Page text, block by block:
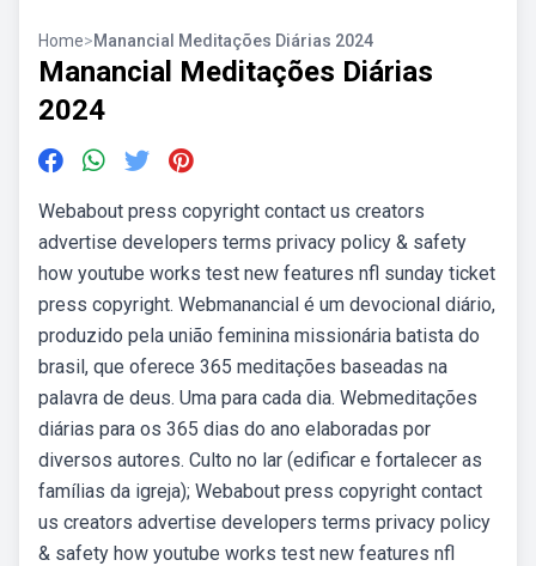
Home>Manancial Meditações Diárias 2024
Manancial Meditações Diárias
2024
Webabout press copyright contact us creators
advertise developers terms privacy policy & safety
how youtube works test new features nfl sunday ticket
press copyright. Webmanancial é um devocional diário,
produzido pela união feminina missionária batista do
brasil, que oferece 365 meditações baseadas na
palavra de deus. Uma para cada dia. Webmeditações
diárias para os 365 dias do ano elaboradas por
diversos autores. Culto no lar (edificar e fortalecer as
famílias da igreja); Webabout press copyright contact
us creators advertise developers terms privacy policy
& safety how youtube works test new features nfl